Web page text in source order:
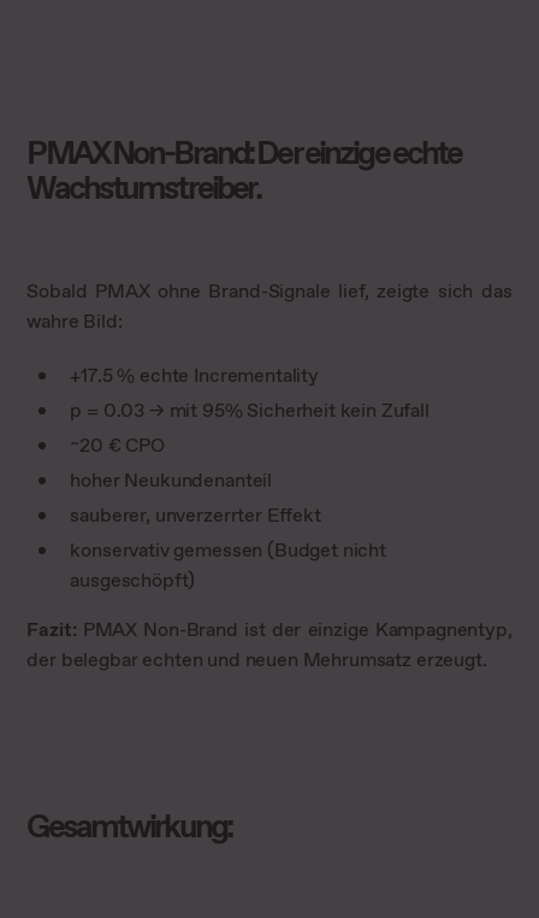
PMAX Non-Brand: Der einzige echte
Wachstumstreiber.
Sobald PMAX ohne Brand-Signale lief, zeigte sich das
wahre Bild:
+17.5 % echte Incrementality
p = 0.03 → mit 95% Sicherheit kein Zufall
~20 € CPO
hoher Neukundenanteil
sauberer, unverzerrter Effekt
konservativ gemessen (Budget nicht
ausgeschöpft)
Fazit: PMAX Non-Brand ist der einzige Kampagnentyp,
der belegbar echten und neuen Mehrumsatz erzeugt.
Gesamtwirkung: